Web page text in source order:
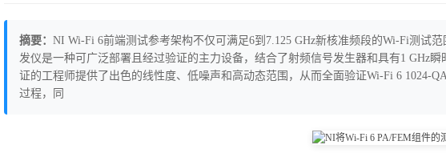
摘要： NI Wi-Fi 6前端测试参考架构不仅可满足6到7.125 GHz新核准频段的Wi-Fi测试
发仪是一种可广泛部署且经过验证的主力设备，结合了射频信号发生器和具有1 GHz
证的工程师提供了出色的线性度、低噪声和高动态范围，从而全面验证Wi-Fi 6 1024-
过程，同